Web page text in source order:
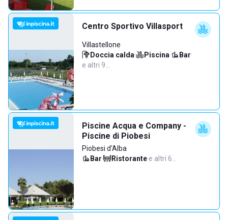
Centro Sportivo Villasport
Villastellone
Doccia calda· Piscina· Bar·
e altri 9…
Piscine Acqua e Company -
Piscine di Piobesi
Piobesi d'Alba
Bar· Ristorante·e altri 6…